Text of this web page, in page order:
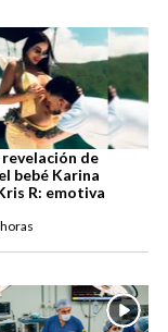
de
bebé Karina
R: emotiva